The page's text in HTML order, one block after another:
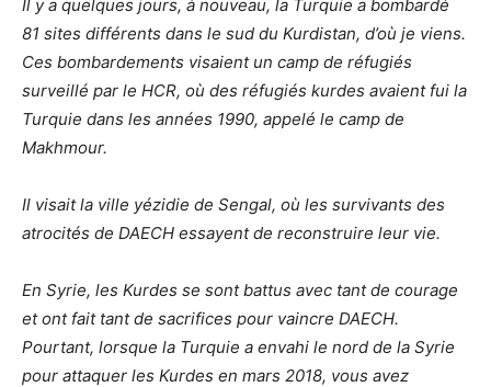
Il y a quelques jours, à nouveau, la Turquie a bombardé
81 sites différents dans le sud du Kurdistan, d’où je viens.
Ces bombardements visaient un camp de réfugiés
surveillé par le HCR, où des réfugiés kurdes avaient fui la
Turquie dans les années 1990, appelé le camp de
Makhmour.
Il visait la ville yézidie de Sengal, où les survivants des
atrocités de DAECH essayent de reconstruire leur vie.
En Syrie, les Kurdes se sont battus avec tant de courage
et ont fait tant de sacrifices pour vaincre DAECH.
Pourtant, lorsque la Turquie a envahi le nord de la Syrie
pour attaquer les Kurdes en mars 2018, vous avez